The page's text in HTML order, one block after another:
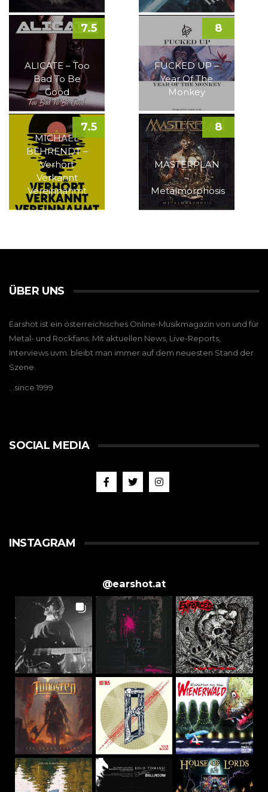
ALICATE – Too
Bad To Be
Good
7.5
FUCKED UP –
Year Of The
Monkey
8
MICHAEL
BEHRENDT –
Verhört
Verkannt
Vereinnahmt
7.5
MASTERPLAN
–
Metalmorphosis
8
ÜBER UNS
Earshot ist ein österreichisches Online-Musikmagazin von und für
Metal- und Rockfans. Mit aktuellen News, Live-Reports,
Interviews uvm. bleibt man immer auf dem neuesten Stand der
Szene.
…since 1999
SOCIAL MEDIA
INSTAGRAM
@earshot.at